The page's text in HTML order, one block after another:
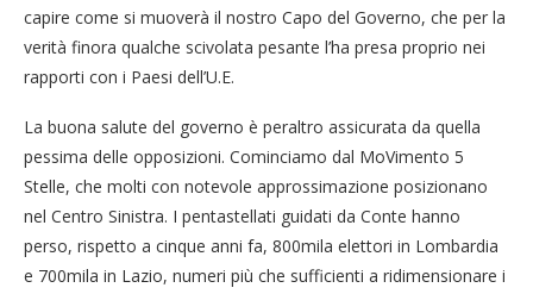
capire come si muoverà il nostro Capo del Governo, che per la
verità finora qualche scivolata pesante l’ha presa proprio nei
rapporti con i Paesi dell’U.E.
La buona salute del governo è peraltro assicurata da quella
pessima delle opposizioni. Cominciamo dal MoVimento 5
Stelle, che molti con notevole approssimazione posizionano
nel Centro Sinistra. I pentastellati guidati da Conte hanno
perso, rispetto a cinque anni fa, 800mila elettori in Lombardia
e 700mila in Lazio, numeri più che sufficienti a ridimensionare i